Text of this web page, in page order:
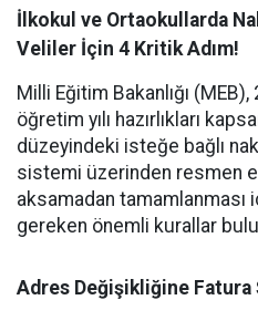
İlkokul ve Ortaokullarda
Veliler İçin 4 Kritik Adım!
Milli Eğitim Bakanlığı
öğretim yılı hazırlıkları
düzeyindeki isteğe bağlı
sistemi üzerinden resmen
aksamadan
gereken önemli kurallar
Adres Değişikliğine Fatura